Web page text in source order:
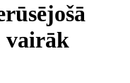
vairāk